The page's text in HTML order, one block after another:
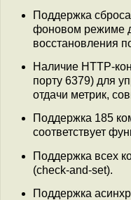
Поддержка
фоновом режиме
восстановления
Наличие HTTP-
порту 6379) для
отдачи метрик,
Поддержка 185
соответствует
Поддержка всех
(check-and-set).
Поддержка